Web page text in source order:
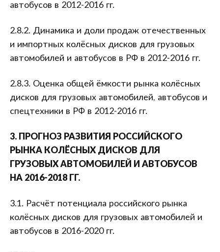
автобусов в 2012-2016 гг.
2.8.2. Динамика и доли продаж отечественных
и импортных колёсных дисков для грузовых
автомобилей и автобусов в РФ в 2012-2016 гг.
2.8.3. Оценка общей ёмкости рынка колёсных
дисков для грузовых автомобилей, автобусов и
спецтехники в РФ в 2012-2016 гг.
3. ПРОГНОЗ РАЗВИТИЯ РОССИЙСКОГО
РЫНКА КОЛЁСНЫХ ДИСКОВ ДЛЯ
ГРУЗОВЫХ АВТОМОБИЛЕЙ И АВТОБУСОВ
НА 2016-2018 ГГ.
3.1. Расчёт потенциала российского рынка
колёсных дисков для грузовых автомобилей и
автобусов в 2016-2020 гг.